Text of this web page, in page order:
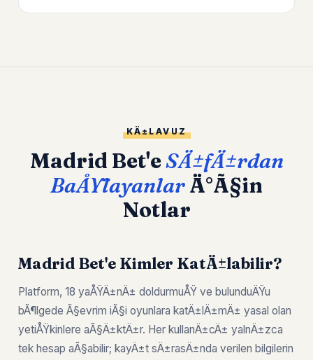
KÄ±LAVUZ
Madrid Bet'eSÄ±fÄ±rdan
BaÅŸlayanlarÄ°Ã§in
Notlar
Madrid Bet'e Kimler KatÄ±labilir?
Platform, 18 yaÅŸÄ±nÄ± doldurmuÅŸ ve bulunduÄŸu
bÃ¶lgede Ã§evrim iÃ§i oyunlara katÄ±lÄ±mÄ± yasal olan
yetiÅŸkinlere aÃ§Ä±ktÄ±r. Her kullanÄ±cÄ± yalnÄ±zca
tek hesap aÃ§abilir; kayÄ±t sÄ±rasÄ±nda verilen bilgilerin